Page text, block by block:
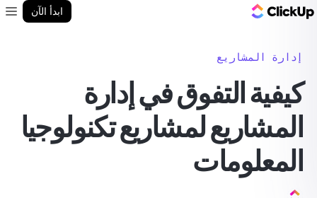
ابدأ الآن
إدارة المشاريع
كيفية التفوق في إدارة
المشاريع لمشاريع تكنولوجيا
المعلومات